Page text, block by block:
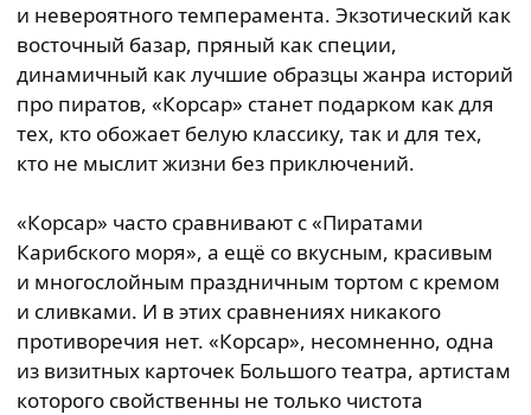
и невероятного темперамента. Экзотический как
восточный базар, пряный как специи,
динамичный как лучшие образцы жанра историй
про пиратов, «Корсар» станет подарком как для
тех, кто обожает белую классику, так и для тех,
кто не мыслит жизни без приключений.
«Корсар» часто сравнивают с «Пиратами
Карибского моря», а ещё со вкусным, красивым
и многослойным праздничным тортом с кремом
и сливками. И в этих сравнениях никакого
противоречия нет. «Корсар», несомненно, одна
из визитных карточек Большого театра, артистам
которого свойственны не только чистота